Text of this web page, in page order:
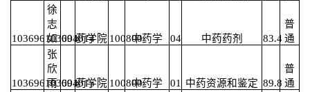
103696103691014
徐
志
如 004药学院 100800中药学 04 中药药剂 83.4
普
通
103696103691015
张
欣
雨 004药学院 100800中药学 01 中药资源和鉴定 89.8
普
通